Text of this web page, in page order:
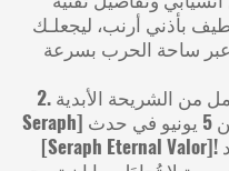
بأذني أرنب، ليجعلـك
ساحة الحرب بسرعة
2. مظهر السلاح الجديد بالكامل من الشريحة الأبدية [Bizon -
Seraph] سيكون متاحًا لفترة محدودة بدءًا من 5 يونيو في حدث
[Seraph Eternal Valor]! صيغ كنصل الحكم الخارج من المعبد